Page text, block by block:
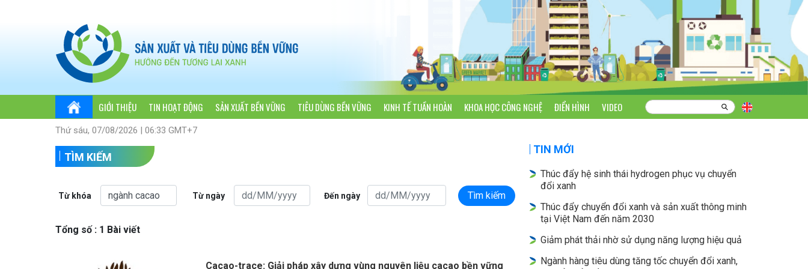
GIỚI THIỆU TIN HOẠT ĐỘNG SẢN XUẤT BỀN VỮNG TIÊU DÙNG BỀN VỮNG KINH TẾ TUẦN HOÀN KHOA HỌC CÔNG NGHỆ ĐIỂN HÌNH VIDEO
Thứ sáu, 07/08/2026 | 06:33 GMT+7
TÌM KIẾM
Từ khóa Từ ngày Đến ngày Tìm kiếm
Tổng số : 1 Bài viết
Cacao-trace: Giải pháp xây dựng vùng nguyên liệu cacao bền vững
TIN MỚI
Thúc đẩy hệ sinh thái hydrogen phục vụ chuyển
đổi xanh
Thúc đẩy chuyển đổi xanh và sản xuất thông minh
tại Việt Nam đến năm 2030
Giảm phát thải nhờ sử dụng năng lượng hiệu quả
Ngành hàng tiêu dùng tăng tốc chuyển đổi xanh,